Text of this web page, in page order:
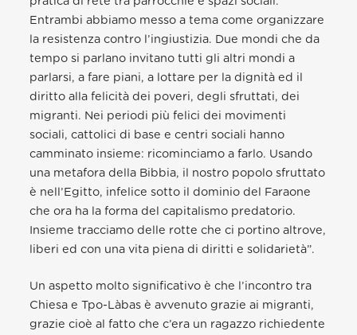
Entrambi abbiamo messo a tema come organizzare
la resistenza contro l’ingiustizia. Due mondi che da
tempo si parlano invitano tutti gli altri mondi a
parlarsi, a fare piani, a lottare per la dignità ed il
diritto alla felicità dei poveri, degli sfruttati, dei
migranti. Nei periodi più felici dei movimenti
sociali, cattolici di base e centri sociali hanno
camminato insieme: ricominciamo a farlo. Usando
una metafora della Bibbia, il nostro popolo sfruttato
è nell’Egitto, infelice sotto il dominio del Faraone
che ora ha la forma del capitalismo predatorio.
Insieme tracciamo delle rotte che ci portino altrove,
liberi ed con una vita piena di diritti e solidarietà”.
Un aspetto molto significativo è che l’incontro tra
Chiesa e Tpo-Làbas è avvenuto grazie ai migranti,
grazie cioè al fatto che c’era un ragazzo richiedente